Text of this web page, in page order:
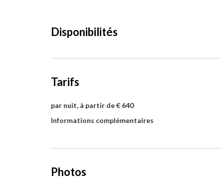
Disponibilités
Tarifs
par nuit, à partir de € 640
Informations complémentaires
Photos